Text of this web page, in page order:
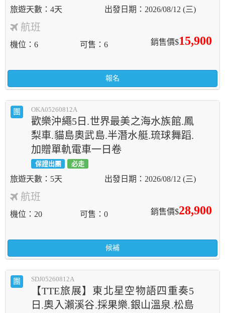
4天 2026/08/12 (三)
航班
銷售價$15,900
機位 6 可售 6
報名
團 OKA05260812A
歡樂沖繩5日.世界最美之海水族館.鳳
梨車.貓島奧武島.半潛水艇.琉球舞蹈.
加贈單軌電車一日卷
保證出團 必走
5天 2026/08/12 (三)
航班
銷售價$28,900
機位 20 可售 0
候補
團 SDJ05260812A
【TTE旅展】東北星空物語四重奏5
日.奧入瀨溪谷.採果樂.銀山溫泉.松島